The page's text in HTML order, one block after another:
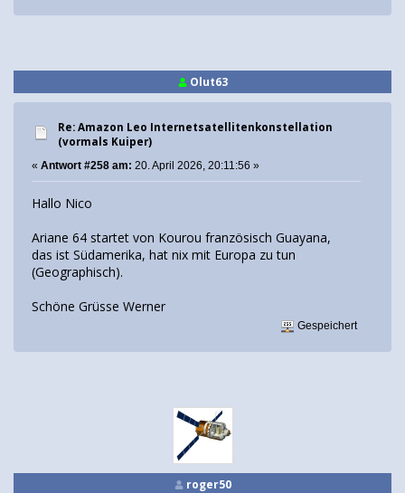
Olut63
Re: Amazon Leo Internetsatellitenkonstellation
(vormals Kuiper)
« Antwort #258 am: 20. April 2026, 20:11:56 »
Hallo Nico
Ariane 64 startet von Kourou französisch Guayana,
das ist Südamerika, hat nix mit Europa zu tun
(Geographisch).
Schöne Grüsse Werner
Gespeichert
roger50